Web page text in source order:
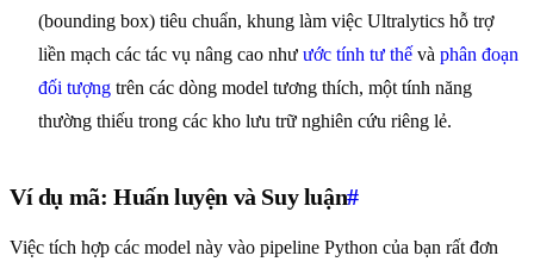
(bounding box) tiêu chuẩn, khung làm việc Ultralytics hỗ trợ
liền mạch các tác vụ nâng cao như ước tính tư thế và phân đoạn
đối tượng trên các dòng model tương thích, một tính năng
thường thiếu trong các kho lưu trữ nghiên cứu riêng lẻ.
Ví dụ mã: Huấn luyện và Suy luận#
Việc tích hợp các model này vào pipeline Python của bạn rất đơn